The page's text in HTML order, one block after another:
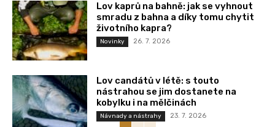
Lov kaprů na bahně: jak se vyhnout
smradu z bahna a díky tomu chytit
životního kapra?
Novinky 26. 7. 2026
Lov candátů v létě: s touto
nástrahou se jim dostanete na
kobylku i na mělčinách
Návnady a nástrahy 23. 7. 2026